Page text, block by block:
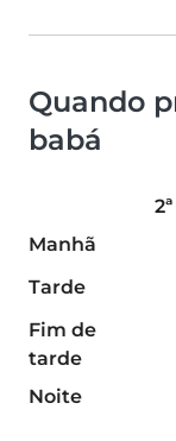
Quando
babá
2ª
Manhã
Tarde
Fim de
tarde
Noite